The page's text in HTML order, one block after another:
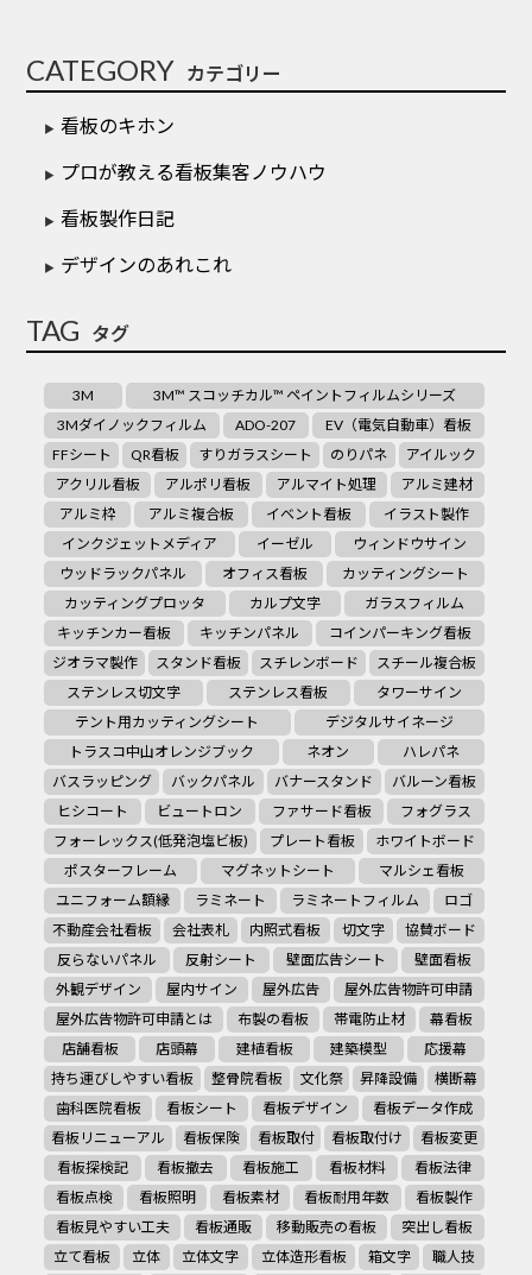
CATEGORY カテゴリー
看板のキホン
プロが教える看板集客ノウハウ
看板製作日記
デザインのあれこれ
TAG タグ
3M
3M™ スコッチカル™ ペイントフィルムシリーズ
3Mダイノックフィルム
ADO-207
EV（電気自動車）看板
FFシート
QR看板 すりガラスシート のりパネ
アイルック
アクリル看板
アルポリ看板 アルマイト処理
アルミ建材
アルミ枠
アルミ複合板 イベント看板
イラスト製作
インクジェットメディア
イーゼル
ウィンドウサイン
ウッドラックパネル
オフィス看板
カッティングシート
カッティングプロッタ
カルプ文字
ガラスフィルム
キッチンカー看板
キッチンパネル
コインパーキング看板
ジオラマ製作
スタンド看板 スチレンボード
スチール複合板
ステンレス切文字
ステンレス看板
タワーサイン
テント用カッティングシート
デジタルサイネージ
トラスコ中山オレンジブック
ネオン
ハレパネ
バスラッピング
バックパネル バナースタンド
バルーン看板
ヒシコート
ビュートロン ファサード看板
フォグラス
フォーレックス(低発泡塩ビ板)
プレート看板
ホワイトボード
ポスターフレーム
マグネットシート
マルシェ看板
ユニフォーム額縁
ラミネート ラミネートフィルム
ロゴ
不動産会社看板
会社表札 内照式看板 切文字
協賛ボード
反らないパネル
反射シート 壁面広告シート
壁面看板
外観デザイン
屋内サイン 屋外広告
屋外広告物許可申請
屋外広告物許可申請とは
布製の看板 帯電防止材
幕看板
店舗看板
店頭幕 建植看板 建築模型
応援幕
持ち運びしやすい看板
整骨院看板 文化祭 昇降設備
横断幕
歯科医院看板
看板シート 看板デザイン
看板データ作成
看板リニューアル
看板保険 看板取付 看板取付け
看板変更
看板探検記
看板撤去 看板施工 看板材料
看板法律
看板点検
看板照明 看板素材 看板耐用年数
看板製作
看板見やすい工夫
看板通販 移動販売の看板
突出し看板
立て看板
立体 立体文字 立体造形看板 箱文字
職人技